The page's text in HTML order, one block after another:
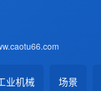
业机械 场景